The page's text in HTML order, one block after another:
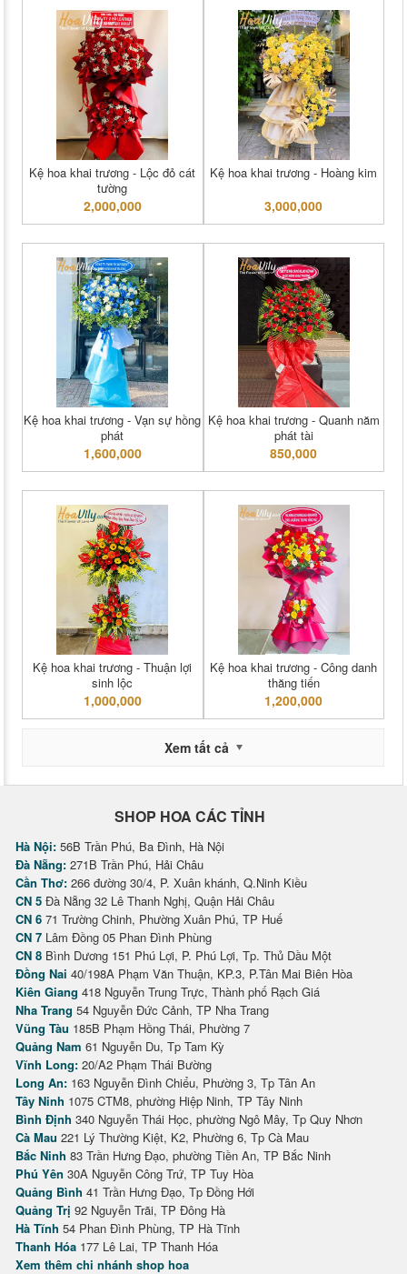
Kệ hoa khai trương - Lộc đỏ cát
tường
2,000,000
Kệ hoa khai trương - Hoàng kim
3,000,000
Kệ hoa khai trương - Vạn sự hồng
phát
1,600,000
Kệ hoa khai trương - Quanh năm
phát tài
850,000
Kệ hoa khai trương - Thuận lợi
sinh lộc
1,000,000
Kệ hoa khai trương - Công danh
thăng tiến
1,200,000
Xem tất cả
SHOP HOA CÁC TỈNH
Hà Nội: 56B Trần Phú, Ba Đình, Hà Nội
Đà Nẵng: 271B Trần Phú, Hải Châu
Cần Thơ: 266 đường 30/4, P. Xuân khánh, Q.Ninh Kiều
CN 5 Đà Nẵng 32 Lê Thanh Nghị, Quận Hải Châu
CN 6 71 Trường Chinh, Phường Xuân Phú, TP Huế
CN 7 Lâm Đồng 05 Phan Đình Phùng
CN 8 Bình Dương 151 Phú Lợi, P. Phú Lợi, Tp. Thủ Dầu Một
Đồng Nai 40/198A Phạm Văn Thuận, KP.3, P.Tân Mai Biên Hòa
Kiên Giang 418 Nguyễn Trung Trực, Thành phố Rạch Giá
Nha Trang 54 Nguyễn Đức Cảnh, TP Nha Trang
Vũng Tàu 185B Phạm Hồng Thái, Phường 7
Quảng Nam 61 Nguyễn Du, Tp Tam Kỳ
Vĩnh Long: 20/A2 Phạm Thái Bường
Long An: 163 Nguyễn Đình Chiểu, Phường 3, Tp Tân An
Tây Ninh 1075 CTM8, phường Hiệp Ninh, TP Tây Ninh
Bình Định 340 Nguyễn Thái Học, phường Ngô Mây, Tp Quy Nhơn
Cà Mau 221 Lý Thường Kiệt, K2, Phường 6, Tp Cà Mau
Bắc Ninh 83 Trần Hưng Đạo, phường Tiền An, TP Bắc Ninh
Phú Yên 30A Nguyễn Công Trứ, TP Tuy Hòa
Quảng Bình 41 Trần Hưng Đạo, Tp Đồng Hới
Quảng Trị 92 Nguyễn Trãi, TP Đông Hà
Hà Tĩnh 54 Phan Đình Phùng, TP Hà Tĩnh
Thanh Hóa 177 Lê Lai, TP Thanh Hóa
Xem thêm chi nhánh shop hoa